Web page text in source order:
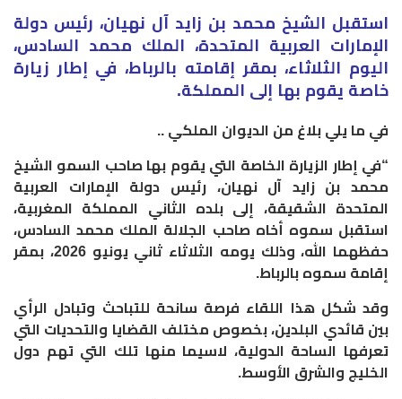
استقبل الشيخ محمد بن زايد آل نهيان، رئيس دولة
الإمارات العربية المتحدة، الملك محمد السادس،
اليوم الثلاثاء، بمقر إقامته بالرباط، في إطار زيارة
خاصة يقوم بها إلى المملكة.
في ما يلي بلاغ من الديوان الملكي ..
“في إطار الزيارة الخاصة التي يقوم بها صاحب السمو الشيخ
محمد بن زايد آل نهيان، رئيس دولة الإمارات العربية
المتحدة الشقيقة، إلى بلده الثاني المملكة المغربية،
استقبل سموه أخاه صاحب الجلالة الملك محمد السادس،
حفظهما الله، وذلك يومه الثلاثاء ثاني يونيو 2026، بمقر
إقامة سموه بالرباط.
وقد شكل هذا اللقاء فرصة سانحة للتباحث وتبادل الرأي
بين قائدي البلدين، بخصوص مختلف القضايا والتحديات التي
تعرفها الساحة الدولية، لاسيما منها تلك التي تهم دول
الخليج والشرق الأوسط.